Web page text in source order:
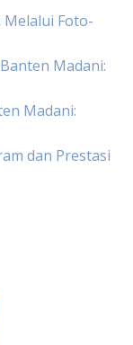
Melalui Foto-
Madani:
Madani:
dan Prestasi